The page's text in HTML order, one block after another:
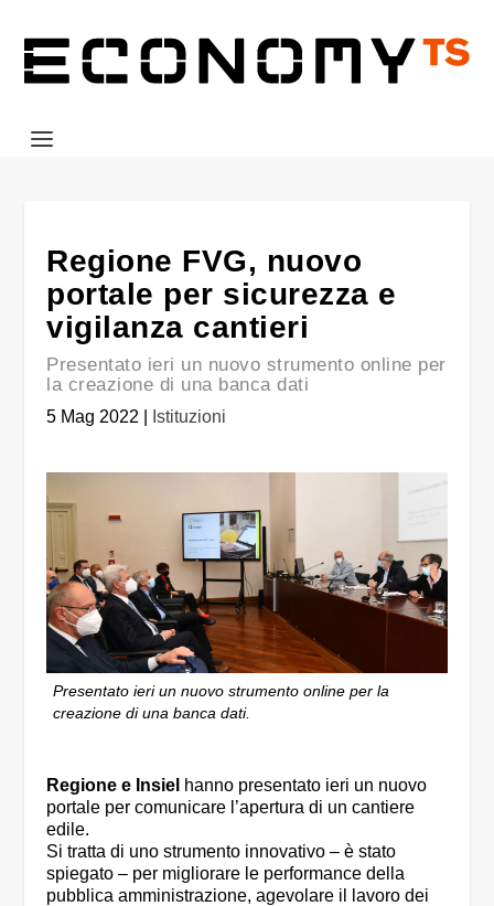
Regione FVG, nuovo
portale per sicurezza e
vigilanza cantieri
Presentato ieri un nuovo strumento online per
la creazione di una banca dati
5 Mag 2022 Istituzioni
Presentato ieri un nuovo strumento online per la
creazione di una banca dati.
Regione e Insiel hanno presentato ieri un nuovo
portale per comunicare l’apertura di un cantiere
edile.
Si tratta di uno strumento innovativo – è stato
spiegato – per migliorare le performance della
pubblica amministrazione, agevolare il lavoro dei